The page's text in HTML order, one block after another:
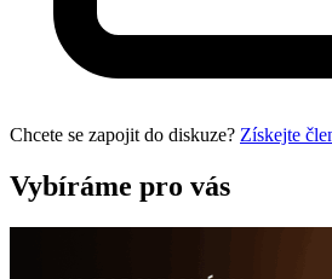
Chcete se zapojit do diskuze? Získejte
Vybíráme pro vás